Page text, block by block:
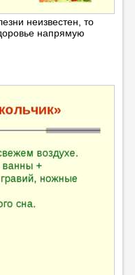
неизвестен, то
напрямую